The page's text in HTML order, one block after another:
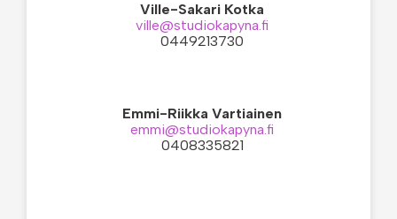
Ville-Sakari Kotka
ville@studiokapyna.fi
0449213730
Emmi-Riikka Vartiainen
emmi@studiokapyna.fi
0408335821